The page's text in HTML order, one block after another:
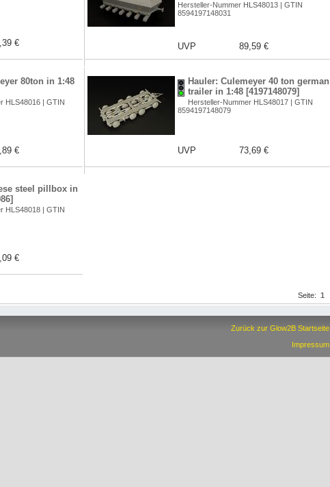
€
Hersteller-Nummer HLS48013 | GTIN
8594197148031
UVP 89,59 €
80ton in 1:48
HLS48016 | GTIN
€
Hauler: Culemeyer 40 ton german
trailer in 1:48 [4197148079]
Hersteller-Nummer HLS48017 | GTIN
8594197148079
UVP 73,69 €
steel pillbox in
HLS48018 | GTIN
€
Seite: 1
Zurück zur Glow2B Startseite
Impressum